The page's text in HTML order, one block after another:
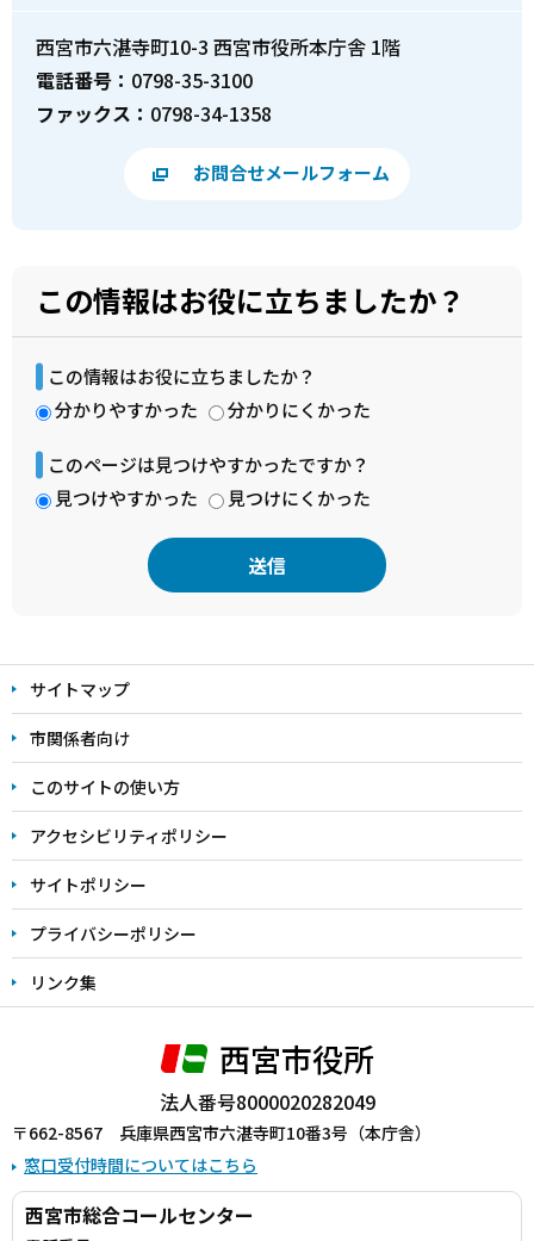
西宮市六湛寺町10-3 西宮市役所本庁舎 1階
電話番号： 0798-35-3100
ファックス： 0798-34-1358
お問合せメールフォーム
この情報はお役に立ちましたか？
この情報はお役に立ちましたか？
分かりやすかった
分かりにくかった
このページは見つけやすかったですか？
見つけやすかった
見つけにくかった
文
こ
こ
ま
サイトマップ
市関係者向け
このサイトの使い方
アクセシビリティポリシー
サイトポリシー
プライバシーポリシー
リンク集
西宮市役所
法人番号8000020282049
〒662-8567 兵庫県西宮市六湛寺町10番3号（本庁舎）
窓口受付時間についてはこちら
西宮市総合コールセンター